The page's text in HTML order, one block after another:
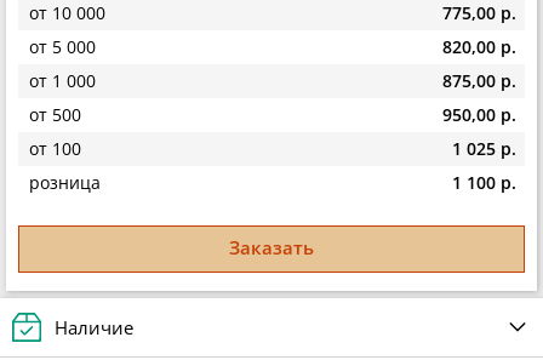
от 10 000
775,00 р.
от 5 000
820,00 р.
от 1 000
875,00 р.
от 500
950,00 р.
от 100
1 025 р.
розница
1 100 р.
Заказать
Наличие